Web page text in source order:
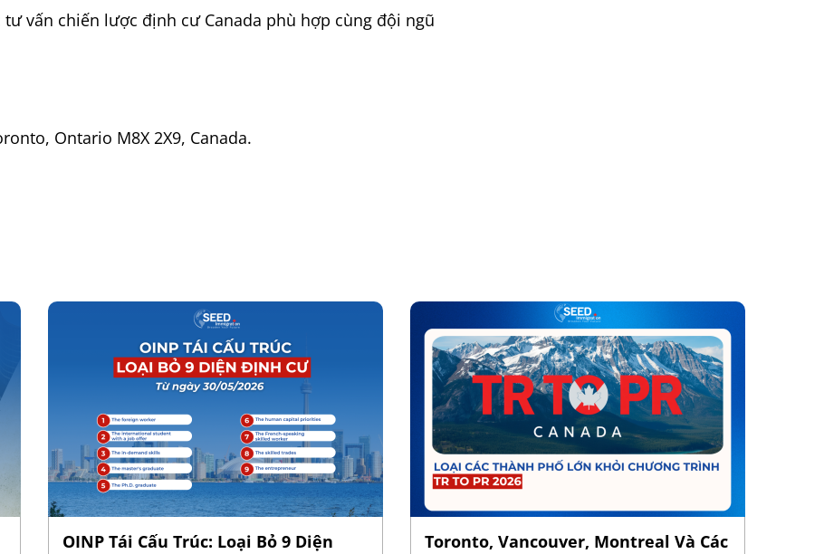
vấn chiến lược định cư Canada phù hợp cùng đội ngũ
Ontario M8X 2X9, Canada.
OINP Tái Cấu Trúc: Loại Bỏ 9 Diện
Toronto, Vancouver, Montreal Và Các